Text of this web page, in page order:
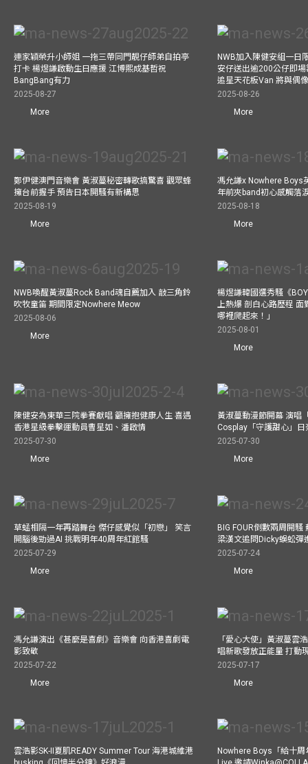
連家穎榮升小師姐 一拖三帶同門靚仔師弟自拍亭
打卡 楊煜謙啟動生日應援 江博熙成基哲祝
BangBang有力
2025-08-27
More
NWB加入陳健安組一日
安仔送出逾200公仔即
追星天花板Van 將與偶
2025-08-26
More
鄭伊健澳門音樂會 黃淑蔓秘密轉歌搞驚喜 觀眾蜂
擁台前握手 預告日本開騷有新構思
2025-08-19
More
馮允謙x Nowhere Boys
年前夾band初心感觸落
2025-08-18
More
NWB喚醒黃淑蔓Rock Band魂自薦加入 敲三角鈴
吹牧童笛 期間限定Nowhere Meow
2025-08-06
More
楊煜謙韓國選秀騷《
上熱爆 剖白心路歷程
哪裡爬起來！」
2025-08-01
More
陳健安為東華三院拳賽獻唱 籲擁抱健康人生 喜遇
香港星級拳擊運動員曹星如、潘啟情
2025-07-30
More
黃淑蔓動漫節開幕 演唱
Cosplay「守護甜心」
2025-07-30
More
草蜢相隔一年再踏舞台 傑仔感覺似「初戀」 笑言
開腦後勁過AI 挑戰明年40周年紅館騷
2025-07-29
More
BIG FOUR倒數兩周開
梁漢文追問Dicky蜈蚣彈
2025-07-24
More
馮允謙演出《甚麼是喜劇》音樂會 向香港喜劇電
影致敬
2025-07-22
More
「愛心大使」黃淑蔓雲
唱新歌發放正能量 打動
2025-07-17
More
雲浩影SK-II夏肌READY Summer Tour 海港城維港
Nowhere Boys「給十